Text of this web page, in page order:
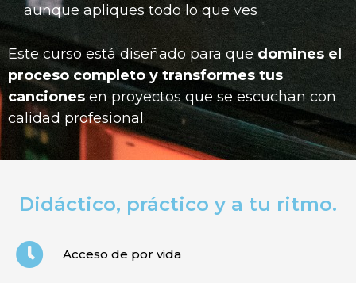
aunque apliques todo lo que ves
Este curso está diseñado para quedomines el
proceso completo y transformes tus
canciones en proyectos que se escuchan con
calidad profesional.
Didáctico, práctico y a tu ritmo.
Acceso de por vida